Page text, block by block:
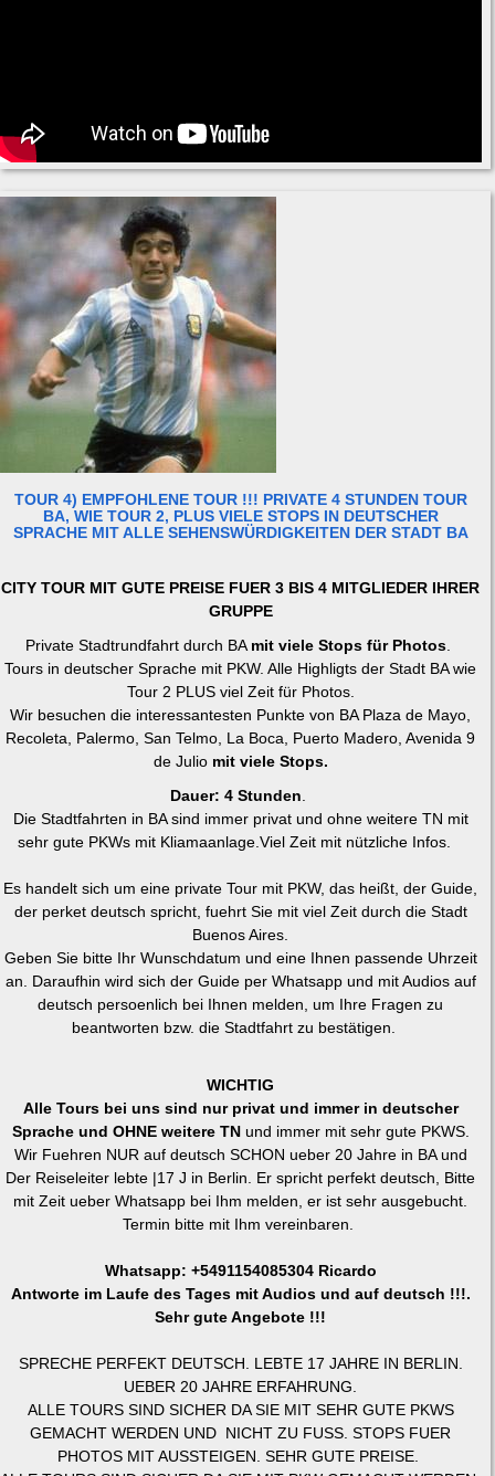
TOUR 4) EMPFOHLENE TOUR !!! PRIVATE 4 STUNDEN TOUR
BA, WIE TOUR 2, PLUS VIELE STOPS IN DEUTSCHER
SPRACHE MIT ALLE SEHENSWÜRDIGKEITEN DER STADT BA
CITY TOUR MIT GUTE PREISE FUER 3 BIS 4 MITGLIEDER IHRER
GRUPPE
Private Stadtrundfahrt durch BA mit viele Stops für Photos
Tours in deutscher Sprache mit PKW. Alle Highligts der Stadt BA wie
Tour 2 PLUS viel Zeit für Photos.
Wir besuchen die interessantesten Punkte von BA Plaza de Mayo,
Recoleta, Palermo, San Telmo, La Boca, Puerto Madero, Avenida 9
de Julio mit viele Stops.
Dauer: 4 Stunden
Die Stadtfahrten in BA sind immer privat und ohne weitere TN mit
sehr gute PKWs mit Kliamaanlage.Viel Zeit mit nützliche Infos.
Es handelt sich um eine private Tour mit PKW, das heißt, der Guide,
der perket deutsch spricht, fuehrt Sie mit viel Zeit durch die Stadt
Buenos Aires.
Geben Sie bitte Ihr Wunschdatum und eine Ihnen passende Uhrzeit
an. Daraufhin wird sich der Guide per Whatsapp und mit Audios auf
deutsch persoenlich bei Ihnen melden, um Ihre Fragen zu
beantworten bzw. die Stadtfahrt zu bestätigen.
WICHTIG
Alle Tours bei uns sind nur privat und immer in deutscher
Sprache und OHNE weitere TNund immer mit sehr gute PKWS.
Wir Fuehren NUR auf deutsch SCHON ueber 20 Jahre in BA und
Der Reiseleiter lebte |17 J in Berlin. Er spricht perfekt deutsch, Bitte
mit Zeit ueber Whatsapp bei Ihm melden, er ist sehr ausgebucht.
Termin bitte mit Ihm vereinbaren.
Whatsapp: +5491154085304 Ricardo
Antworte im Laufe des Tages mit Audios und auf deutsch !!!.
Sehr gute Angebote !!!
SPRECHE PERFEKT DEUTSCH. LEBTE 17 JAHRE IN BERLIN.
UEBER 20 JAHRE ERFAHRUNG.
ALLE TOURS SIND SICHER DA SIE MIT SEHR GUTE PKWS
GEMACHT WERDEN UND NICHT ZU FUSS. STOPS FUER
PHOTOS MIT AUSSTEIGEN. SEHR GUTE PREISE.